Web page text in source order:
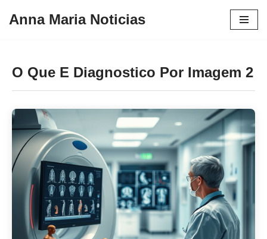
conteúdo
Anna Maria Noticias
O Que E Diagnostico Por Imagem 2